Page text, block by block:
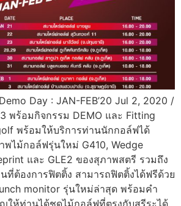
Day : JAN-FEB’20 Jul 2, 2020 /
พร้อมกิจกรรม DEMO และ Fitting
พร้อมให้บริการท่านนักกอล์ฟได้
ไม้กอล์ฟรุ่นใหม่ G410, Wedge
และ GLE2 ของสุภาพสตรี รวมถึง
ต้องการฟิตติ้ง สามารถฟิตติ้งได้ฟรีด้วย
monitor รุ่นใหม่ล่าสุด พร้อมคำ
ให้ท่านได้ชุดไม้กอล์ฟที่ตรงกับสรีระได้